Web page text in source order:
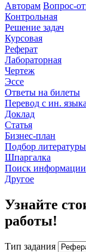
Авторам Вопрос-
Контрольная
Решение задач
Курсовая
Реферат
Лабораторная
Чертеж
Эссе
Ответы на билеты
Перевод с ин. языка
Доклад
Статья
Бизнес-план
Подбор литературы
Шпаргалка
Поиск информации
Другое
Узнайте
работы!
Тип задания